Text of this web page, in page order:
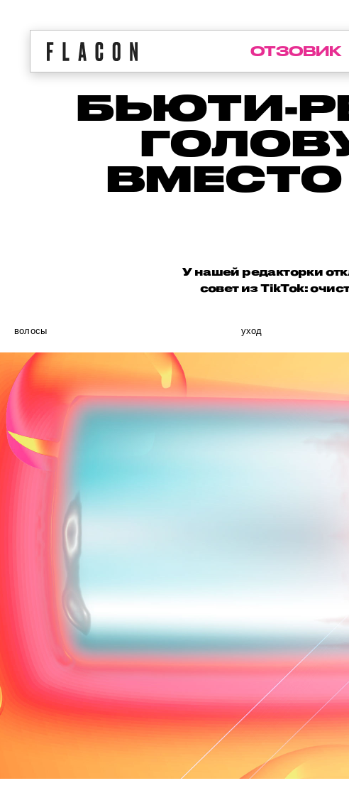
ОТЗОВИК
БЬЮТИ-
ВМЕСТО
У нашей редакторки
совет из TikTok:
волосы уход